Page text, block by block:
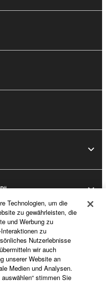
Technologien, um die
zu gewährleisten, die
und Werbung zu
zu
Nutzerlebnisse
wir auch
unserer Website an
Medien und Analysen.
stimmen Sie